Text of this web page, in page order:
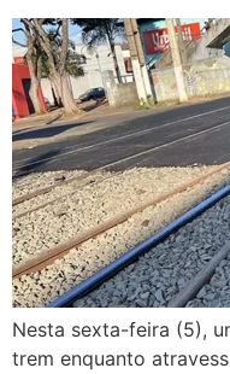
Nesta sexta-feira (5),
trem enquanto